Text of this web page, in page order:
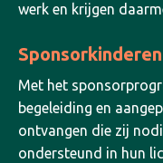
werk en krijgen
Sponsorkinderen
Met het
begeleiding en
ontvangen die zij
ondersteund in hun